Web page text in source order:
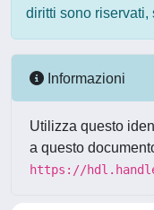
diritti sono
Informazioni
Utilizza questo
a questo
https://